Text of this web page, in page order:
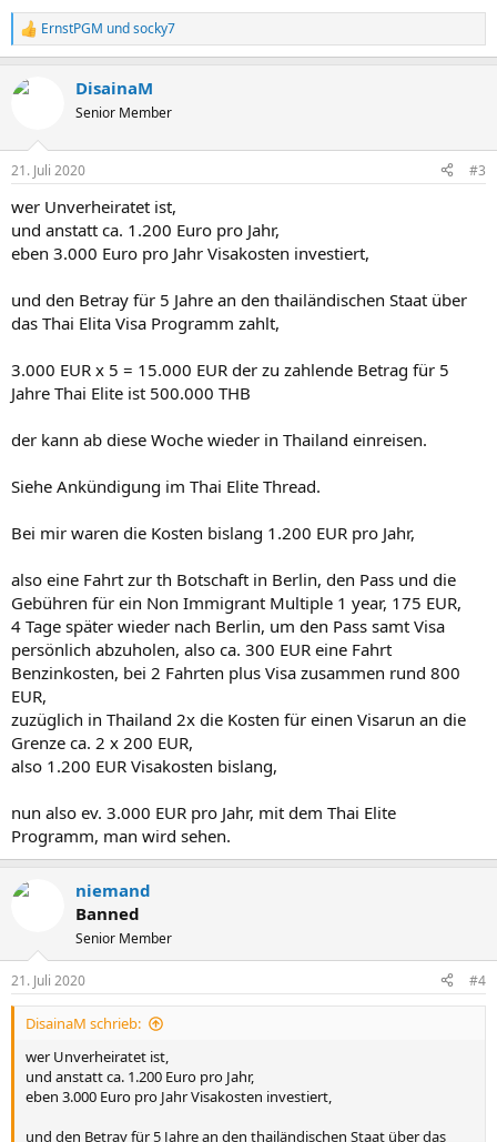
R
e
k
e
:
ErnstPGM undsocky7
DisainaM
Senior Member
21. Juli 2020 #3
wer Unverheiratet ist,
und anstatt ca. 1.200 Euro pro Jahr,
eben 3.000 Euro pro Jahr Visakosten investiert,
und den Betray für 5 Jahre an den thailändischen Staat über
das Thai Elita Visa Programm zahlt,
3.000 EUR x 5 = 15.000 EUR der zu zahlende Betrag für 5
Jahre Thai Elite ist 500.000 THB
der kann ab diese Woche wieder in Thailand einreisen.
Siehe Ankündigung im Thai Elite Thread.
Bei mir waren die Kosten bislang 1.200 EUR pro Jahr,
also eine Fahrt zur th Botschaft in Berlin, den Pass und die
Gebühren für ein Non Immigrant Multiple 1 year, 175 EUR,
4 Tage später wieder nach Berlin, um den Pass samt Visa
persönlich abzuholen, also ca. 300 EUR eine Fahrt
Benzinkosten, bei 2 Fahrten plus Visa zusammen rund 800
EUR,
zuzüglich in Thailand 2x die Kosten für einen Visarun an die
Grenze ca. 2 x 200 EUR,
also 1.200 EUR Visakosten bislang,
nun also ev. 3.000 EUR pro Jahr, mit dem Thai Elite
Programm, man wird sehen.
niemand
Banned
Senior Member
21. Juli 2020 #4
DisainaM schrieb:
wer Unverheiratet ist,
und anstatt ca. 1.200 Euro pro Jahr,
eben 3.000 Euro pro Jahr Visakosten investiert,
und den Betray für 5 Jahre an den thailändischen Staat über das